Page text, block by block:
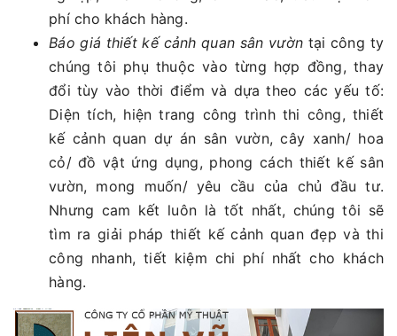
phí cho khách hàng.
Báo giá thiết kế cảnh quan sân vườn tại công ty
chúng tôi phụ thuộc vào từng hợp đồng, thay
đổi tùy vào thời điểm và dựa theo các yếu tố:
Diện tích, hiện trang công trình thi công, thiết
kế cảnh quan dự án sân vườn, cây xanh/ hoa
cỏ/ đồ vật ứng dụng, phong cách thiết kế sân
vườn, mong muốn/ yêu cầu của chủ đầu tư.
Nhưng cam kết luôn là tốt nhất, chúng tôi sẽ
tìm ra giải pháp thiết kế cảnh quan đẹp và thi
công nhanh, tiết kiệm chi phí nhất cho khách
hàng.